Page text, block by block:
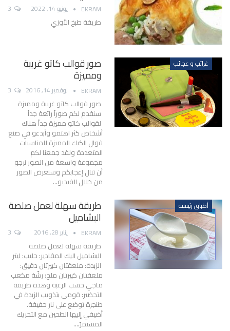
EKRAM يونيو 14, 2022
طريقة طبخ الأوزي
غرائب و عجائب صور قوالب كاتو غريبة
ومميزة
EKRAM نوفمبر 14, 2016
صور قوالب كاتو غريبة ومميزة
سنقدم لكم صوراً رائعة جداً
لقوالب كاتو مميزة جداً هناك
أشخاص كثر اهتمو وأبدعو في صنع
قوال الكيك المميزة للمناسبات
المتعددة ولقد جمعنا لكم
مجموعة واسعة من الصور نرجو
أن تنال إعجابكم وسنعرض الصور
من خلال الفيديو…
أطباق رئيسية طريقة سهلة لعمل صلصة
البشاميل
EKRAM يناير 28, 2016
طريقة سهلة لعمل صلصة
البشاميل اليك المقادير: حليب: ليتر
الزبدة: ملعقتان كبيرتان دقيق:
ملعقتان كبيرتان ملح: رشّة مكعب
ماجي حسب الرغبة وهذه طريقة
التحضير: قومي بتذويب الزبدة في
طنجرة توضع على نار خفيفة.
أضيفي إليها الطحين مع التحريك
المستمرّ،…